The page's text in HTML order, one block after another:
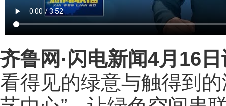
齐鲁网 ·闪电新闻4月16
看得见的绿意与触得到